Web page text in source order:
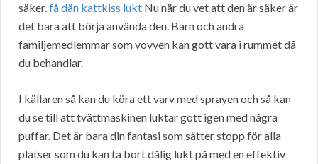
säker.få dän kattkiss lukt Nu när du vet att den är säker är
det bara att börja använda den. Barn och andra
familjemedlemmar som vovven kan gott vara i rummet då
du behandlar.
I källaren så kan du köra ett varv med sprayen och så kan
du se till att tvättmaskinen luktar gott igen med några
puffar. Det är bara din fantasi som sätter stopp för alla
platser som du kan ta bort dålig lukt på med en effektiv